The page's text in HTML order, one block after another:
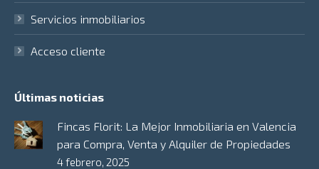
Servicios inmobiliarios
Acceso cliente
Últimas noticias
Fincas Florit: La Mejor Inmobiliaria en Valencia
para Compra, Venta y Alquiler de Propiedades
4 febrero, 2025